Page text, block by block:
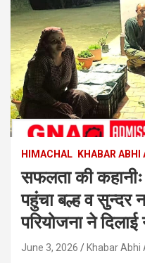
HIMACHAL KHABAR ABHI
सफलता की कहानीः
पहुंचा बल्ह व सुन्दर
परियोजना ने
June 3, 2026 Khabar Abhi